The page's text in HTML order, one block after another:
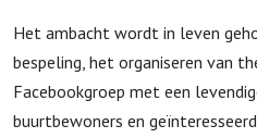
Het ambacht wordt in leven
bespeling, het organiseren van
Facebookgroep met een
buurtbewoners en